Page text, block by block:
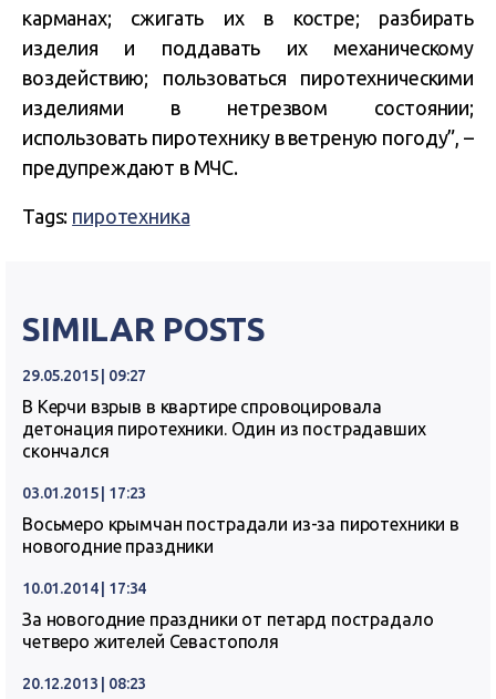
карманах; сжигать их в костре; разбирать
изделия и поддавать их механическому
воздействию; пользоваться пиротехническими
изделиями в нетрезвом состоянии;
использовать пиротехнику в ветреную погоду”, –
предупреждают в МЧС.
Tags: пиротехника
SIMILAR POSTS
29.05.2015 | 09:27
В Керчи взрыв в квартире спровоцировала
детонация пиротехники. Один из пострадавших
скончался
03.01.2015 | 17:23
Восьмеро крымчан пострадали из-за пиротехники в
новогодние праздники
10.01.2014 | 17:34
За новогодние праздники от петард пострадало
четверо жителей Севастополя
20.12.2013 | 08:23